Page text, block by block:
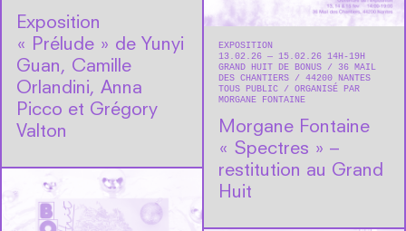
Exposition
« Prélude » de Yunyi
Guan, Camille
Orlandini, Anna
Picco et Grégory
Valton
EXPOSITION
13.02.26 — 15.02.26 14H-19H
GRAND HUIT DE BONUS
36 MAIL
DES CHANTIERS
44200 NANTES
TOUS PUBLIC
ORGANISÉ PAR
MORGANE FONTAINE
Morgane Fontaine
« Spectres » –
restitution au Grand
Huit